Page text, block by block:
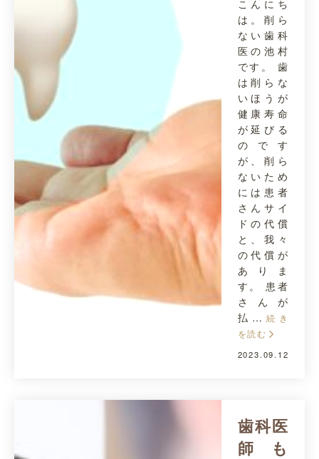
こんにち
は。削ら
ない歯科
医の池村
です。 歯
は削らな
いほうが
健康寿命
が延びる
のです
が、削ら
ないため
には患者
さんサイ
ドの代償
と、我々
の代償が
ありま
す。 患者
さんが
払… 続き
を読む
2023.09.12
歯科医
師も